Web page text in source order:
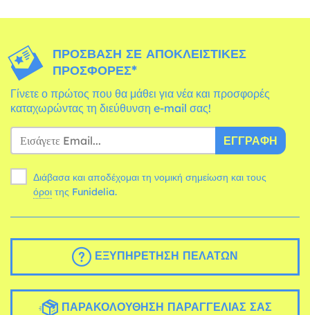
ΠΡΌΣΒΑΣΗ ΣΕ ΑΠΟΚΛΕΙΣΤΙΚΈΣ
ΠΡΟΣΦΟΡΈΣ*
Γίνετε ο πρώτος που θα μάθει για νέα και προσφορές
καταχωρώντας τη διεύθυνση e-mail σας!
ΕΓΓΡΑΦΉ
Διάβασα και αποδέχομαι τη νομική σημείωση και τους
όροι της Funidelia.
ΕΞΥΠΗΡΈΤΗΣΗ ΠΕΛΑΤΏΝ
ΠΑΡΑΚΟΛΟΎΘΗΣΗ ΠΑΡΑΓΓΕΛΊΑΣ ΣΑΣ